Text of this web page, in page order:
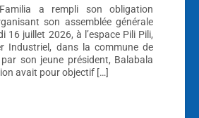
a rempli son obligation
son assemblée générale
16 juillet 2026, à l’espace Pili Pili,
Industriel, dans la commune de
son jeune président, Balabala
avait pour objectif […]